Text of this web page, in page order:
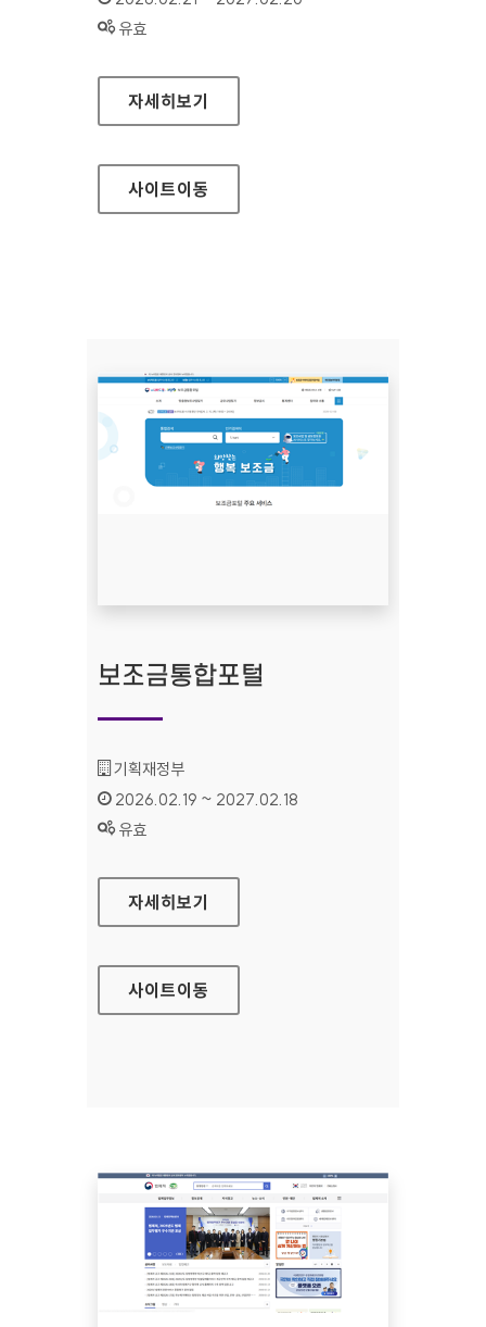
상태 :
유효
국가트라우마센터
자세히보기
사이트이동
보조금통합포털
기관명 :
기획재정부
인증기간 :
2026.02.19 ~ 2027.02.18
상태 :
유효
보조금통합포털
자세히보기
사이트이동